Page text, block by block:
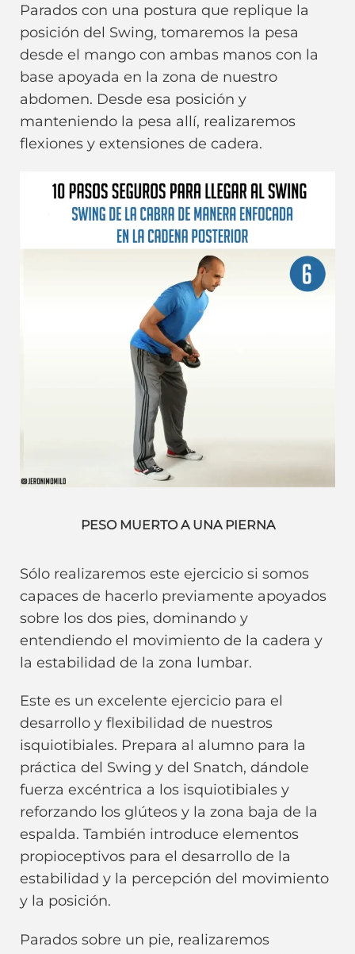
Parados con una postura que replique la
posición del Swing, tomaremos la pesa
desde el mango con ambas manos con la
base apoyada en la zona de nuestro
abdomen. Desde esa posición y
manteniendo la pesa allí, realizaremos
flexiones y extensiones de cadera.
PESO MUERTO A UNA PIERNA
Sólo realizaremos este ejercicio si somos
capaces de hacerlo previamente apoyados
sobre los dos pies, dominando y
entendiendo el movimiento de la cadera y
la estabilidad de la zona lumbar.
Este es un excelente ejercicio para el
desarrollo y flexibilidad de nuestros
isquiotibiales. Prepara al alumno para la
práctica del Swing y del Snatch, dándole
fuerza excéntrica a los isquiotibiales y
reforzando los glúteos y la zona baja de la
espalda. También introduce elementos
propioceptivos para el desarrollo de la
estabilidad y la percepción del movimiento
y la posición.
Parados sobre un pie, realizaremos